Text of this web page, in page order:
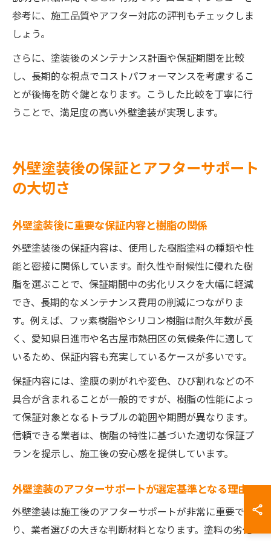
参考に、施工品質やアフター対応の評判もチェックしま
しょう。
さらに、塗装後のメンテナンス計画や保証期間を比較
し、長期的な視点でコストパフォーマンスを考慮するこ
とが後悔を防ぐ鍵となります。こうした比較を丁寧に行
うことで、満足度の高い外壁塗装が実現します。
外壁塗装後の保証とアフターサポート
の大切さ
外壁塗装後に重要な保証内容と樹脂の関係
外壁塗装後の保証内容は、使用した樹脂塗料の種類や性
能と密接に関係しています。耐久性や耐候性に優れた樹
脂を選ぶことで、保証期間中の劣化リスクを大幅に軽減
でき、長期的なメンテナンス費用の削減につながりま
す。例えば、フッ素樹脂やシリコン樹脂は耐久年数が長
く、愛知県日進市や名古屋市熱田区の気候条件に適して
いるため、保証内容も充実しているケースが多いです。
保証内容には、塗膜の剥がれや変色、ひび割れなどの不
具合が含まれることが一般的ですが、樹脂の性能によっ
て保証対象となるトラブルの範囲や期間が異なります。
信頼できる業者は、樹脂の特性に基づいた適切な保証プ
ランを提示し、施工後の安心感を提供しています。
外壁塗装のアフターサポートが選定基準となる理由
外壁塗装は施工後のアフターサポートが非常に重要であ
り、業者選びの大きな判断材料となります。塗料の劣化